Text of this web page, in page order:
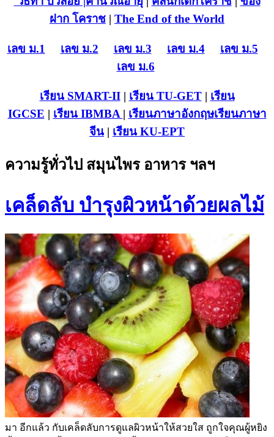
ฝาก โคราช | The End of the World
เลข ม.1 เลข ม.2 เลข ม.3 เลข ม.4
เลข ม.5
เลข ม.6
เรียน SMART-II| เรียน TU-GET| เรียน
IGCSE | เรียน IBMBA | เรียนภาษาอังกฤษเรียนภาษา
จีน | เรียน KU-EPT
ความรู้ทั่วไป สมุนไพร อาหาร ฯลฯ
เคล็ดลับ บำรุงผิวหน้าด้วยผลไม้
มา อีกแล้ว กับเคล็ดลับการดูแลผิวหน้าให้สวยใส ถูกใจคุณผู้หยิง